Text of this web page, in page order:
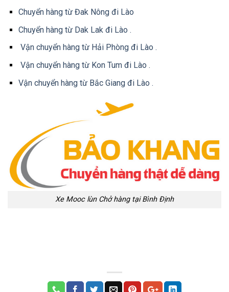
Chuyển hàng từ Đak Nông đi Lào
Chuyển hàng từ Dak Lak đi Lào .
Vận chuyển hàng từ Hải Phòng đi Lào .
Vận chuyển hàng từ Kon Tum đi Lào .
Vận chuyển hàng từ Bắc Giang đi Lào .
Xe Mooc lùn Chở hàng tại Bình Định